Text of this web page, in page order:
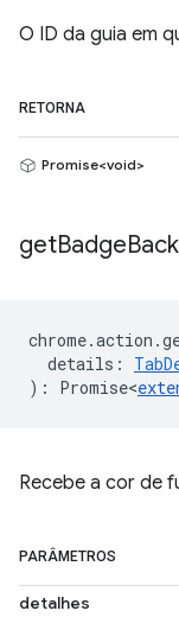
O ID da guia em
RETORNA
Promise<void>
getBadge
chrome.action .
details :
) : Promise<
Recebe a cor de
PARÂMETROS
detalhes